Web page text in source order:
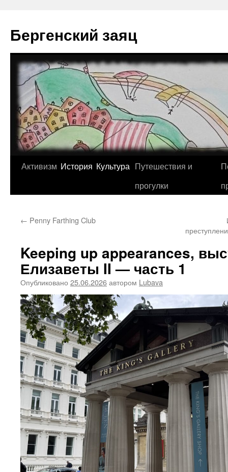
содержимому
Бергенский заяц
Активизм История Культура Путешествия и
прогулки
← Penny Farthing Club
Keeping up appearances,
Елизаветы II — часть 1
Опубликовано 25.06.2026автором Lubava